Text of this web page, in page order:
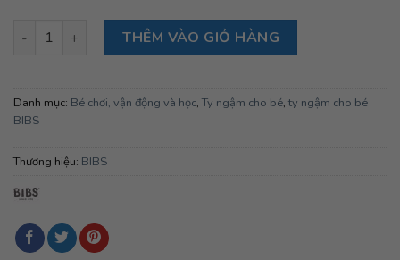
Ty ngậm Núm tròn cao su tự nhiên BIBS Studio Pacifier
THÊM VÀO GIỎ HÀNG
Danh mục: Bé chơi, vận động và học, Ty ngậm cho bé, ty ngậm cho bé
BIBS
Thương hiệu: BIBS